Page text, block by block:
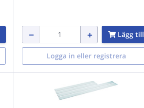
Lägg till
Logga in eller registrera